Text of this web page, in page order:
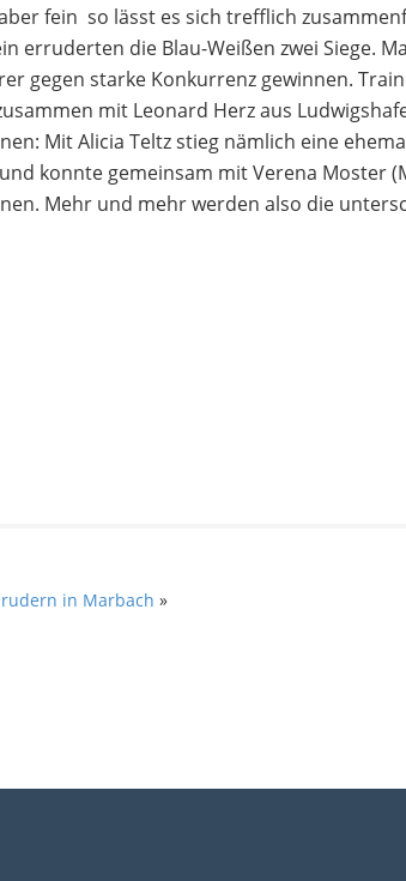
fein  so lässt es sich trefflich
erruderten die Blau-Weißen zwei Siege.
gegen starke Konkurrenz gewinnen.
mit Leonard Herz aus
Mit Alicia Teltz stieg nämlich eine
konnte gemeinsam mit Verena Moster
Mehr und mehr werden also die
in Marbach »